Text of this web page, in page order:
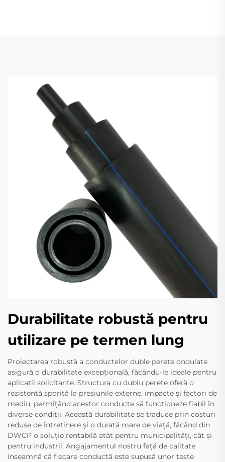
Durabilitate robustă pentru
utilizare pe termen lung
Proiectarea robustă a conductelor duble perete ondulate
asigură o durabilitate excepțională, făcându-le ideale pentru
aplicații solicitante. Structura cu dublu perete oferă o
rezistență sporită la presiunile externe, impacte și factori de
mediu, permițând acestor conducte să funcționeze fiabil în
diverse condiții. Această durabilitate se traduce prin costuri
reduse de întreținere și o durată mare de viață, făcând din
DWCP o soluție rentabilă atât pentru municipalități, cât și
pentru industrii. Angajamentul nostru față de calitate
înseamnă că fiecare conductă este supusă unor teste